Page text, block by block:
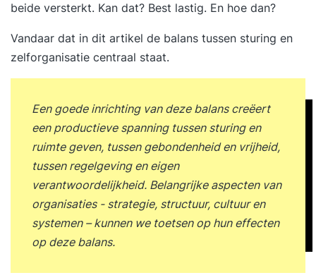
beide versterkt. Kan dat? Best lastig. En hoe dan?
Vandaar dat in dit artikel de balans tussen sturing en
zelforganisatie centraal staat.
Een goede inrichting van deze balans creëert
een productieve spanning tussen sturing en
ruimte geven, tussen gebondenheid en vrijheid,
tussen regelgeving en eigen
verantwoordelijkheid. Belangrijke aspecten van
organisaties - strategie, structuur, cultuur en
systemen – kunnen we toetsen op hun effecten
op deze balans.